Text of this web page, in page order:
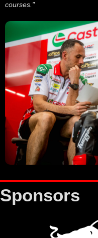
courses."
Sponsors